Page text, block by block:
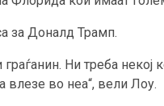
за Доналд Трамп.
Ни треба
влезе во неа“, вели Лоу.